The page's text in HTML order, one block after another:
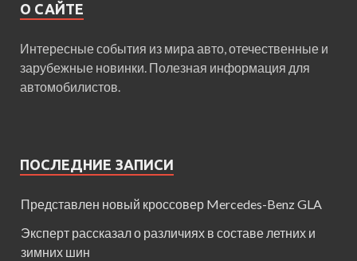
О САЙТЕ
Интересные события из мира авто, отечественные и
зарубежные новинки. Полезная информация для
автомобилистов.
ПОСЛЕДНИЕ ЗАПИСИ
Представлен новый кроссовер Mercedes-Benz GLA
Эксперт рассказал о различиях в составе летних и
зимних шин